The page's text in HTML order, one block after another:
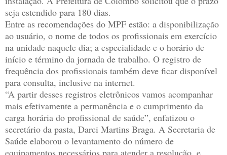
seja estendido para 180 dias.
Entre as recomendações do MPF estão: a disponibilização
ao usuário, o nome de todos os profissionais em exercício
na unidade naquele dia; a especialidade e o horário de
início e término da jornada de trabalho. O registro de
frequência dos profissionais também deve ficar disponível
para consulta, inclusive na internet.
“A partir desses registros eletrônicos vamos acompanhar
mais efetivamente a permanência e o cumprimento da
carga horária do profissional de saúde”, enfatizou o
secretário da pasta, Darci Martins Braga. A Secretaria de
Saúde elaborou o levantamento do número de
equipamentos necessários para atender a resolução, e